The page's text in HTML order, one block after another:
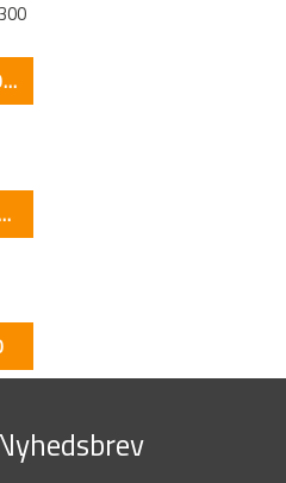
Skiold/Aza 300 x 300 til 280 x 280
– Ø150